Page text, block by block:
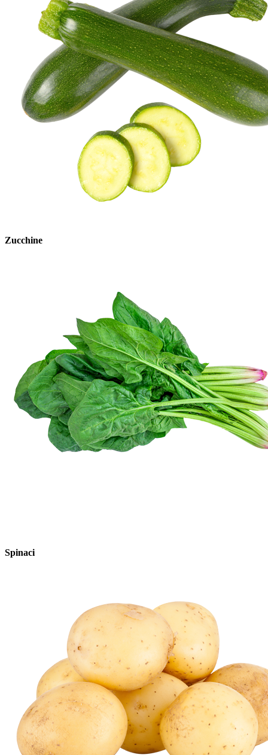
Zucchine
Spinaci